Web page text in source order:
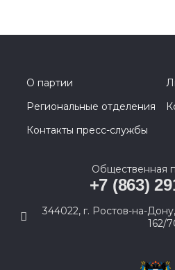
О партии
Региональные отделения
Контакты пресс-службы
Общественная
+7 (863)
344022, г. Ростов-на-
162/